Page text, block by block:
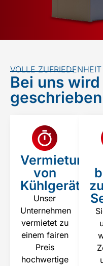
VOLLE
Bei uns
geschrieben
Vermietung
von
Kühlgeräten
Unser
Unternehmen
vermietet zu
einem fairen
Preis
hochwertige